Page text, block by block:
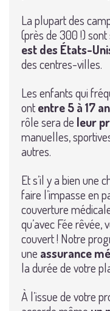
La plupart des
(près de 300 !) sont
est des États-
des centres-villes.
Les enfants qui
ontentre 5 à 17
rôle sera de leur
manuelles,
autres.
Et s’il y a bien une
faire l’impasse en
couverture
qu’avec Fée
couvert ! Notre
une assurance
la durée de votre
À l’issue de votre